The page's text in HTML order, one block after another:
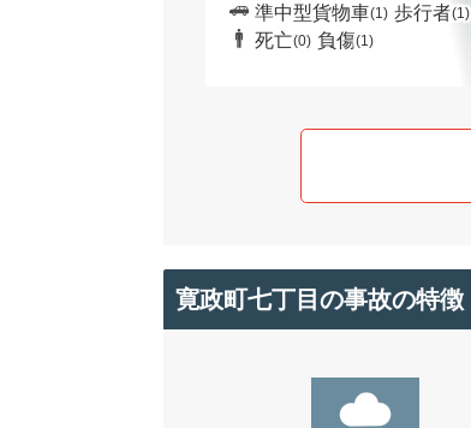
準中型貨物車(1) 歩行者(1)
死亡(0) 負傷(1)
寛政町七丁目の事故の特徴